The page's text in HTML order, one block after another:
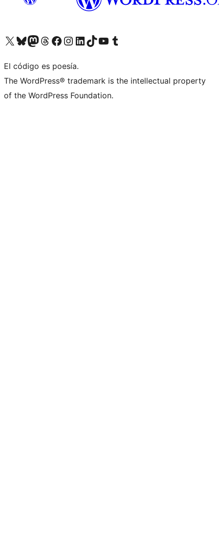
Visita nuestra cuenta de X (anteriormente Twitter)
Visita nuestra cuenta de Bluesky
Visita nuestra cuenta de Mastodon
Visita nuestra cuenta de Threads
Visita nuestra página de Facebook
Visita nuestra cuenta de Instagram
Visita nuestra cuenta de LinkedIn
Visita nuestra cuenta de TikTok
Visita nuestro canal de YouTube
Visita nuestra cuenta de Tumblr
El código es poesía.
The WordPress® trademark is the intellectual property
of the WordPress Foundation.